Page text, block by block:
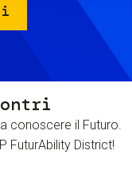
conoscere il Futuro.
FuturAbility District!